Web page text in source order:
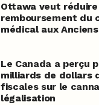
Ottawa veut
remboursement du
médical aux
Le Canada a perçu
milliards de dollars
fiscales sur le
légalisation